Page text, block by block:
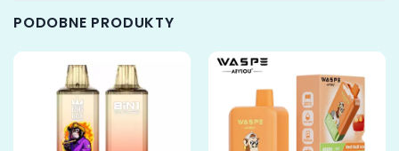
PODOBNE PRODUKTY